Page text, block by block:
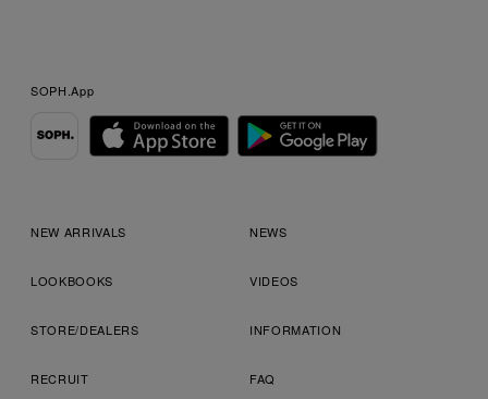
SOPH.App
NEW ARRIVALS NEWS
LOOKBOOKS VIDEOS
STORE/DEALERS INFORMATION
RECRUIT FAQ